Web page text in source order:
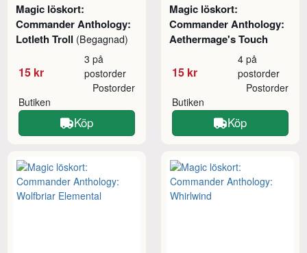
Magic löskort:
Commander Anthology:
Lotleth Troll (Begagnad)
15 kr
3 på
postorder
Butiken
Postorder
Köp
Magic löskort:
Commander Anthology:
Aethermage's Touch
15 kr
4 på
postorder
Butiken
Postorder
Köp